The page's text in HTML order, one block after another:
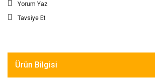
Yorum Yaz
Tavsiye Et
Ürün Bilgisi